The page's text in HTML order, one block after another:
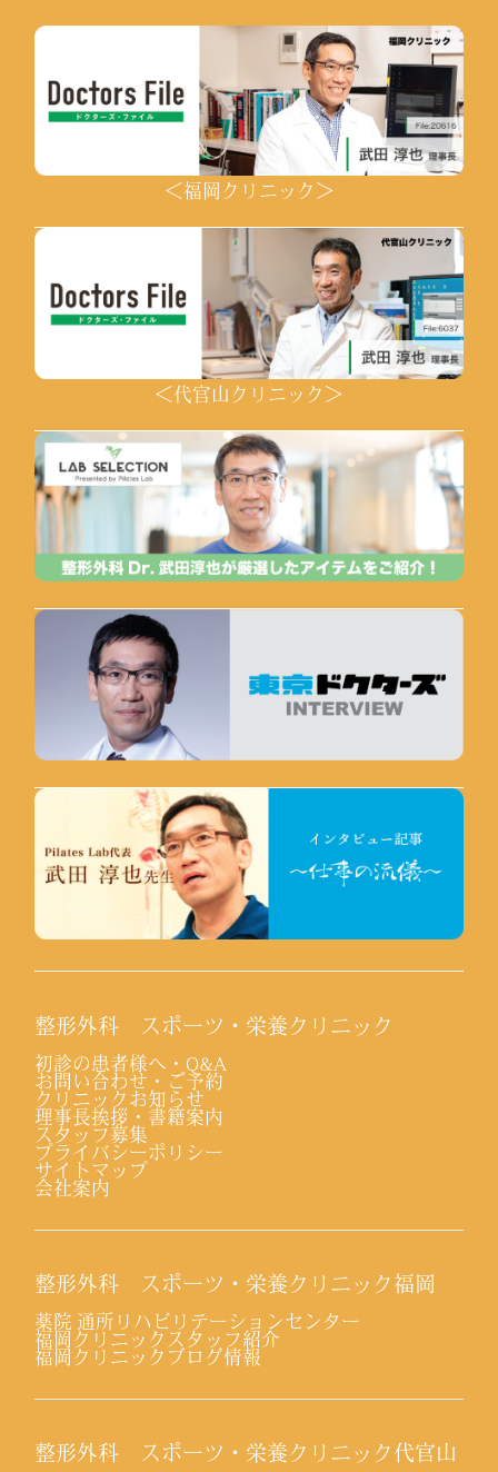
＜福岡クリニック＞
＜代官山クリニック＞
整形外科 スポーツ・栄養クリニック
初診の患者様へ・Q&A
お問い合わせ・ご予約
クリニックお知らせ
理事長挨拶・書籍案内
スタッフ募集
プライバシーポリシー
サイトマップ
会社案内
整形外科 スポーツ・栄養クリニック福岡
薬院 通所リハビリテーションセンター
福岡クリニックスタッフ紹介
福岡クリニックブログ情報
整形外科 スポーツ・栄養クリニック代官山